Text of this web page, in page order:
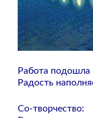
Работа подошла
Радость
Со-